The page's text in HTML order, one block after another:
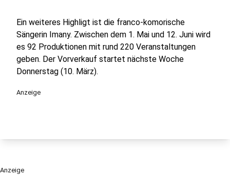
Ein weiteres Highligt ist die franco-komorische
Sängerin Imany. Zwischen dem 1. Mai und 12. Juni wird
es 92 Produktionen mit rund 220 Veranstaltungen
geben. Der Vorverkauf startet nächste Woche
Donnerstag (10. März).
Anzeige
Anzeige